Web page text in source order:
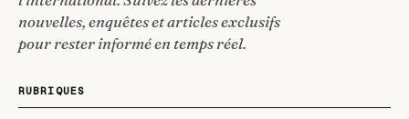
nouvelles, enquêtes et articles exclusifs
pour rester informé en temps réel.
RUBRIQUES